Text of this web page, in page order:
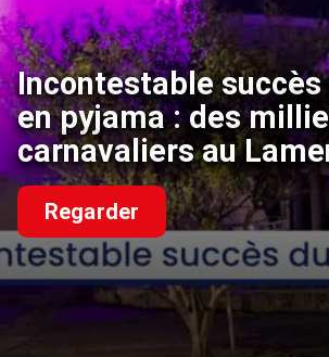
Incontestable succès
en pyjama : des
carnavaliers au
Regarder